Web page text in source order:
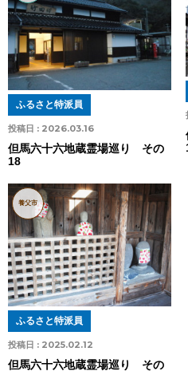
投稿日 : 2026.03.16
ふるさと特派員
但馬六十六地蔵霊場巡り その
18
養父市
投稿日 : 2025.02.12
ふるさと特派員
但馬六十六地蔵霊場巡り その